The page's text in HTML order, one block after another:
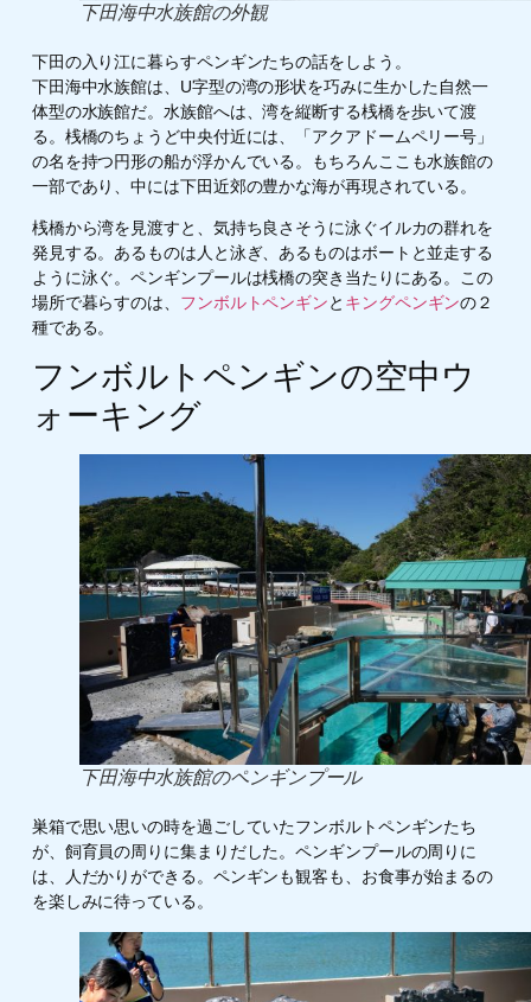
下田海中水族館の外観
下田の入り江に暮らすペンギンたちの話をしよう。
下田海中水族館は、U字型の湾の形状を巧みに生かした自然一
体型の水族館だ。水族館へは、湾を縦断する桟橋を歩いて渡
る。桟橋のちょうど中央付近には、「アクアドームペリー号」
の名を持つ円形の船が浮かんでいる。もちろんここも水族館の
一部であり、中には下田近郊の豊かな海が再現されている。
桟橋から湾を見渡すと、気持ち良さそうに泳ぐイルカの群れを
発見する。あるものは人と泳ぎ、あるものはボートと並走する
ように泳ぐ。ペンギンプールは桟橋の突き当たりにある。この
場所で暮らすのは、 フンボルトペンギンと キングペンギンの２
種である。
フンボルトペンギンの空中ウ
ォーキング
下田海中水族館のペンギンプール
巣箱で思い思いの時を過ごしていたフンボルトペンギンたち
が、飼育員の周りに集まりだした。ペンギンプールの周りに
は、人だかりができる。ペンギンも観客も、お食事が始まるの
を楽しみに待っている。